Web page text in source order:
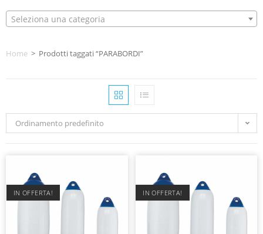
Seleziona una categoria
Home > Prodotti taggati “PARABORDI”
Ordinamento predefinito
IN OFFERTA! IN OFFERTA!